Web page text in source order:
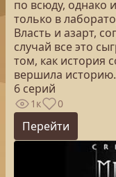
по всюду, однако
только в
Власть и азарт,
случай все это
том, как история
вершила историю.
6 серий
1к 0
Перейти